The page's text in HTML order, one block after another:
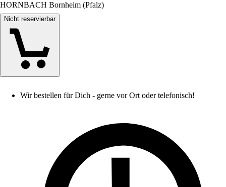
HORNBACH Bornheim (Pfalz)
Nicht reservierbar
Wir bestellen für Dich - gerne vor Ort oder telefonisch!